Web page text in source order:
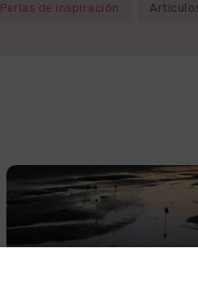
Perlas de inspiración